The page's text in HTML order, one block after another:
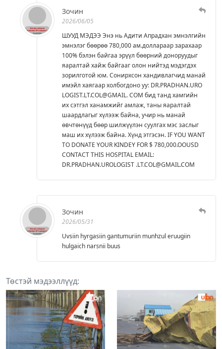
Зочин
2026/06/05
ШУУД МЭДЭЭ Энэ нь Адити Апрадхан эмнэлгийн
эмнэлэг бөөрөө 780,000 ам.доллараар зарахаар
100% бэлэн байгаа эрүүл бөөрний доноруудыг
яаралтай хайж байгааг олон нийтэд мэдэгдэх
зорилготой юм. Сонирхсон хандивлагчид манай
имэйл хаягаар холбогдоно уу: DR.PRADHAN.URO
LOGIST.LT.COL@GMAIL. COM бид танд хамгийн
их сэтгэл ханамжийг амлаж, таны яаралтай
шаардлагыг хүлээж байна, учир нь манай
өвчтөнүүд бөөр шилжүүлэн суулгах мэс заслыг
маш их хүлээж байна. Хүнд этгэсэн. IF YOU WANT
TO DONATE YOUR KINDEY FOR $ 780,000.OOUSD
CONTACT THIS HOSPITAL EMAIL:
DR.PRADHAN.UROLOGIST .LT.COL@GMAIL.COM
Зочин
2026/05/31
Uvsiin hyrgasiin gantumuriin munhzul eruugiin
hulgaich narsnii buus
Төстэй мэдээллүүд: